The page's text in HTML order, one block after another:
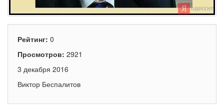
Рейтинг: 0
Просмотров: 2921
3 декабря 2016
Виктор Беспалитов